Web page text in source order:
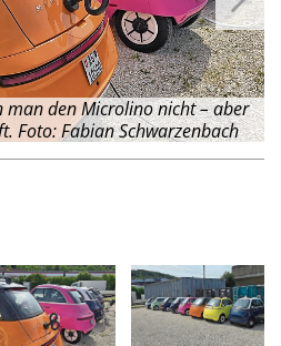
man den Microlino nicht – aber
Foto: Fabian Schwarzenbach